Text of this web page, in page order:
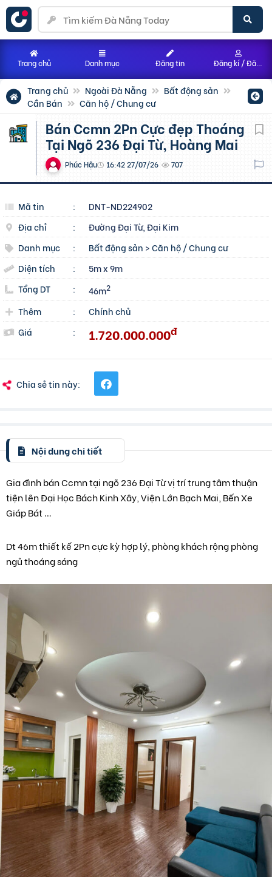
Trang chủ Ngoài Đà Nẵng
Bất động sản
Cần Bán
Căn hộ / Chung cư
Bán Ccmn 2Pn Cực đẹp Thoáng
Tại Ngõ 236 Đại Từ, Hoàng Mai
Phúc Hậu 16:42 27/07/26 707
Mã tin :
DNT-ND224902
Địa chỉ
:
Đường Đại Từ, Đại Kim
Danh mục
: Bất động sản >Căn hộ / Chung cư
Diện tích
:
5m x 9m
Tổng DT
: 46m2
Thêm :
Chính chủ
Giá
: 1.720.000.000đ
Chia sẻ tin này:
Nội dung chi tiết
Gia đình bán Ccmn tại ngõ 236 Đại Từ vị trí trung tâm thuận
tiện lên Đại Học Bách Kinh Xây, Viện Lớn Bạch Mai, Bến Xe
Giáp Bát …
Dt 46m thiết kế 2Pn cực kỳ hợp lý, phòng khách rộng phòng
ngủ thoáng sáng
Trang chủ Danh mục Đăng tin